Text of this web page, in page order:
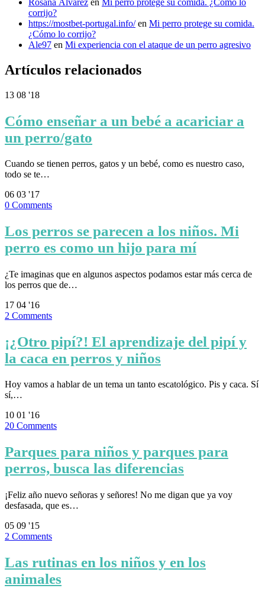
corrijo?
https://mostbet-portugal.info/en Mi perro protege su comida.
¿Cómo lo corrijo?
Ale97 en Mi experiencia con el ataque de un perro agresivo
Artículos relacionados
13 08 '18
Cómo enseñar a un bebé a acariciar a
un perro/gato
Cuando se tienen perros, gatos y un bebé, como es nuestro caso,
todo se te…
06 03 '17
0 Comments
Los perros se parecen a los niños. Mi
perro es como un hijo para mí
¿Te imaginas que en algunos aspectos podamos estar más cerca de
los perros que de…
17 04 '16
2 Comments
¡¿Otro pipí?! El aprendizaje del pipí y
la caca en perros y niños
Hoy vamos a hablar de un tema un tanto escatológico. Pis y caca. Sí
sí,…
10 01 '16
20 Comments
Parques para niños y parques para
perros, busca las diferencias
¡Feliz año nuevo señoras y señores! No me digan que ya voy
desfasada, que es…
05 09 '15
2 Comments
Las rutinas en los niños y en los
animales